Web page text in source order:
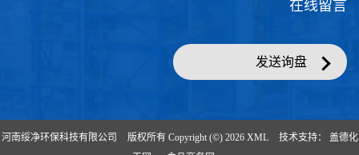
在线留言
发送询盘
河南绥净环保科技有限公司 版权所有 Copyright (©) 2026 XML 技术支持： 盖德化